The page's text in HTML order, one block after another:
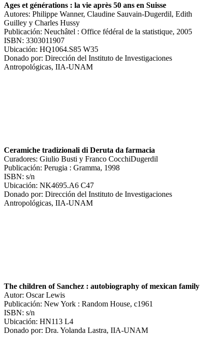
Ages et générations : la vie après 50 ans en Suisse
Autores: Philippe Wanner, Claudine Sauvain-Dugerdil, Edith
Guilley y Charles Hussy
Publicación: Neuchâtel : Office fédéral de la statistique, 2005
ISBN: 3303011907
Ubicación: HQ1064.S85 W35
Donado por: Dirección del Instituto de Investigaciones
Antropológicas, IIA-UNAM
Ceramiche tradizionali di Deruta da farmacia
Curadores: Giulio Busti y Franco CocchiDugerdil
Publicación: Perugia : Gramma, 1998
ISBN: s/n
Ubicación: NK4695.A6 C47
Donado por: Dirección del Instituto de Investigaciones
Antropológicas, IIA-UNAM
The children of Sanchez : autobiography of mexican family
Autor: Oscar Lewis
Publicación: New York : Random House, c1961
ISBN: s/n
Ubicación: HN113 L4
Donado por: Dra. Yolanda Lastra, IIA-UNAM